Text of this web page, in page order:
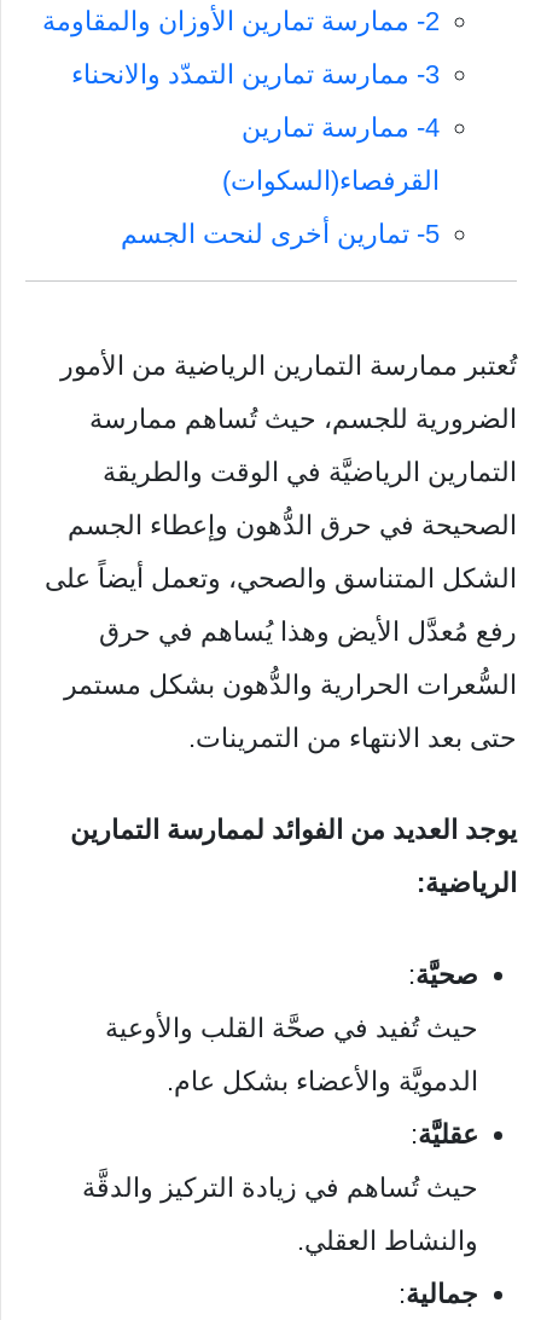
2- ممارسة تمارين الأوزان والمقاومة
3- ممارسة تمارين التمدّد والانحناء
4- ممارسة تمارين
القرفصاء(السكوات)
5- تمارين أخرى لنحت الجسم
تُعتبر ممارسة التمارين الرياضية من الأمور
الضرورية للجسم، حيث تُساهم ممارسة
التمارين الرياضيَّة في الوقت والطريقة
الصحيحة في حرق الدُّهون وإعطاء الجسم
الشكل المتناسق والصحي، وتعمل أيضاً على
رفع مُعدَّل الأيض وهذا يُساهم في حرق
السُّعرات الحرارية والدُّهون بشكل مستمر
حتى بعد الانتهاء من التمرينات.
يوجد العديد من الفوائد لممارسة التمارين
الرياضية:
صحيَّة:
حيث تُفيد في صحَّة القلب والأوعية
الدمويَّة والأعضاء بشكل عام.
عقليَّة:
حيث تُساهم في زيادة التركيز والدقَّة
والنشاط العقلي.
جمالية: